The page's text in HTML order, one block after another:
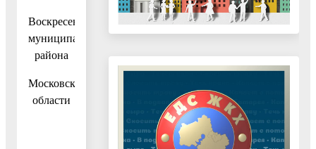
Воскресенского
муниципального
района
Московской
области